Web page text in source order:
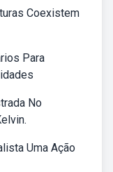
Coexistem
Para
No
Uma Ação